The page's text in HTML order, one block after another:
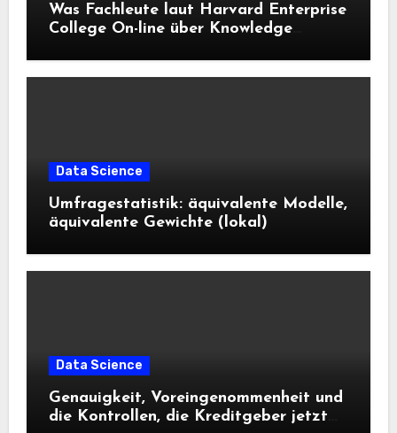
Was Fachleute laut Harvard Enterprise
College On-line über Knowledge
Data Science
Umfragestatistik: äquivalente Modelle,
äquivalente Gewichte (lokal)
Data Science
Genauigkeit, Voreingenommenheit und
die Kontrollen, die Kreditgeber jetzt